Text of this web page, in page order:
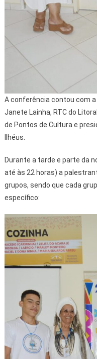
A conferência contou com
Janete Lainha, RTC do
de Pontos de Cultura e
Ilhéus.
Durante a tarde e parte da
até às 22 horas) a
grupos, sendo que cada
específico: